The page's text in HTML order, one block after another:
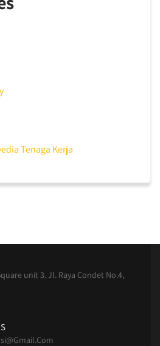
Tenaga Kerja
unit 3. Jl. Raya Condet No.4,